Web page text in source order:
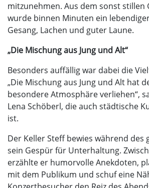
mitzunehmen. Aus dem sonst stillen
wurde binnen Minuten ein
Gesang, Lachen und guter Laune.
„Die Mischung aus Jung und Alt“
Besonders auffällig war dabei die
„Die Mischung aus Jung und Alt hat
besondere Atmosphäre verliehen“,
Lena Schöberl, die auch städtische
ist.
Der Keller Steff bewies während des
sein Gespür für Unterhaltung.
erzählte er humorvolle Anekdoten,
mit dem Publikum und schuf eine